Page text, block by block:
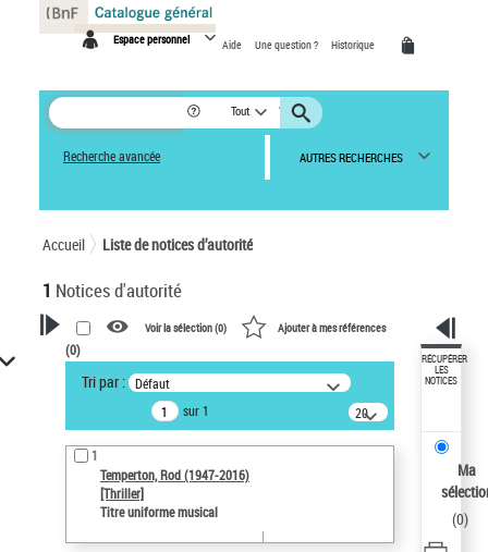
Espace personnel Aide Une question ? Historique
Tout
Recherche avancée AUTRES RECHERCHES
Accueil Liste de notices d’autorité
1 Notices d'autorité
VOTRE RECHERCHE
Recherche avancée dans les
notices d’autorité
Œuvres liées à l'auteur :
Temperton, Rod (1947-2016)
Sauvegarder votre recherche
AFFINER
Voir la sélection (0) Ajouter à mes références
(0)
Tri par : Défaut
sur 1
20
résultats/page
1
Temperton, Rod (1947-2016)
[Thriller]
Titre uniforme musical
RÉCUPÉRER
LES
NOTICES
Ma
(0)
Panneau de gestion des cookies